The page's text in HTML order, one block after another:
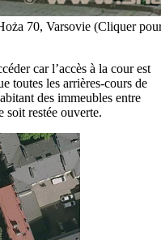
70, Varsovie (Cliquer
car l’accès à la cour est
toutes les arrières-cours de
des immeubles entre
soit restée ouverte.